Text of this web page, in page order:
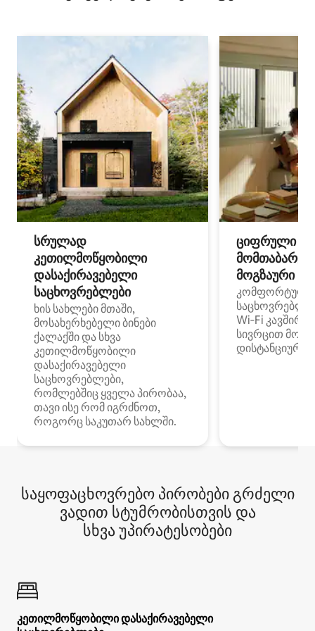
სრულად
კეთილმოწყობილი
დასაქირავებელი
საცხოვრებლები
ხის სახლები მთაში,
მოსახერხებელი ბინები
ქალაქში და სხვა
კეთილმოწყობილი
დასაქირავებელი
საცხოვრებლები,
რომლებშიც ყველა პირობაა,
თავი ისე რომ იგრძნოთ,
როგორც საკუთარ სახლში.
ციფრული
მოგზაური
კომფორტული
Wi‑Fi
სივრცით
დისტანციური
საყოფაცხოვრებო პირობები გრძელი
ვადით სტუმრობისთვის და
სხვა უპირატესობები
კეთილმოწყობილი დასაქირავებელი